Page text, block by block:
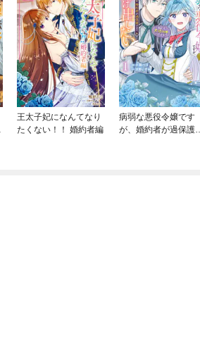
王太子妃になんてなり
たくない！！ 婚約者編
病弱な悪役令嬢です
が、婚約者が過保護す